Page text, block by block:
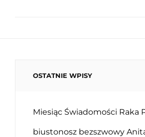
OSTATNIE WPISY
Miesiąc Świadomości Raka
biustonosz bezszwowy